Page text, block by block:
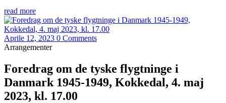
read more
Aprile 12, 2023 0 Comments
Arrangementer
Foredrag om de tyske flygtninge i
Danmark 1945-1949, Kokkedal, 4. maj
2023, kl. 17.00